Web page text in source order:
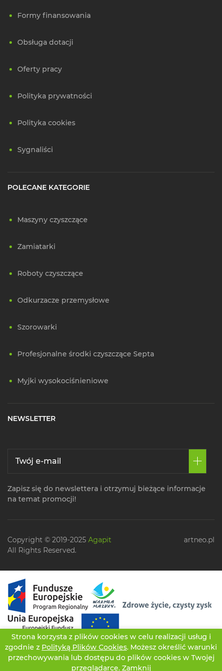
Strona korzysta z plików cookies w celu realizacji usług i
zgodnie z Polityką Plików Cookies. Możesz określić warunki
przechowywania lub dostępu do plików cookies w Twojej
przeglądarce. Zamknij
Formy finansowania
Obsługa dotacji
Oferty pracy
Polityka prywatności
Polityka cookies
Sygnaliści
POLECANE KATEGORIE
Maszyny czyszczące
Zamiatarki
Roboty czyszczące
Odkurzacze przemysłowe
Szorowarki
Profesjonalne środki czyszczące Septa
Myjki wysokociśnieniowe
NEWSLETTER
Zapisz się do newslettera i otrzymuj bieżące informacje
na temat promocji!
Copyright © 2019-2025 Agapit
All Rights Reserved.
artneo.pl